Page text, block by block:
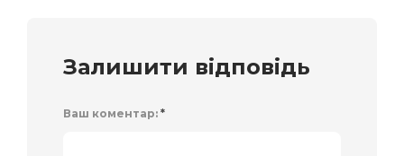
Залишити відповідь
Ваш коментар: *